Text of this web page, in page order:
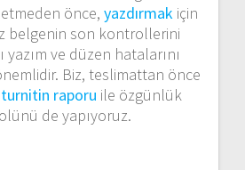
önce, yazdırmakiçin
belgenin son kontrollerini
yazım ve düzen hatalarını
Biz, teslimattan önce
turnitin raporu ile özgünlük
de yapıyoruz.